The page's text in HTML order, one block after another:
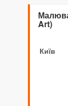
Art)
Київ